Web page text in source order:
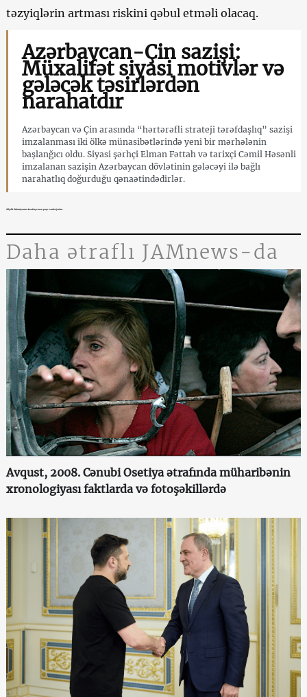
təzyiqlərin artması riskini qəbul etməli olacaq.
Azərbaycan-Çin sazişi:
Müxalifət siyasi motivlər və
gələcək təsirlərdən
narahatdır
Azərbaycan və Çin arasında “hərtərəfli strateji tərəfdaşlıq” sazişi
imzalanması iki ölkə münasibətlərində yeni bir mərhələnin
başlanğıcı oldu. Siyasi şərhçi Elman Fəttah və tarixçi Cəmil Həsənli
imzalanan sazişin Azərbaycan dövlətinin gələcəyi ilə bağlı
narahatlıq doğurduğu qənaətindədirlər.
Böyük Britaniyanın Azərbaycana qarşı sanksiyaları
Daha ətraflı JAMnews-da
Avqust, 2008. Cənubi Osetiya ətrafında müharibənin
xronologiyası faktlarda və fotoşəkillərdə